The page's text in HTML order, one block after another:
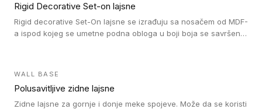
Rigid Decorative Set-on lajsne
Rigid decorative Set-On lajsne se izrađuju sa nosačem od MDF-
a ispod kojeg se umetne podna obloga u boji boja se savršeno
WALL BASE
Polusavitljive zidne lajsne
Zidne lajsne za gornje i donje meke spojeve. Može da se koristi